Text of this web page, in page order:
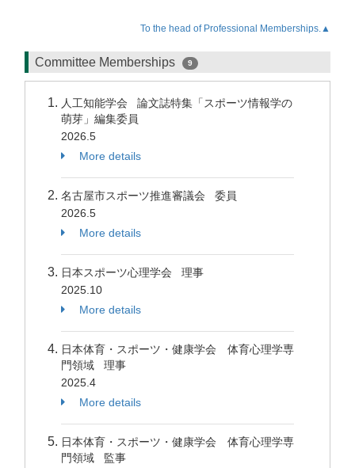
To the head of Professional Memberships.▲
Committee Memberships 9
人工知能学会 論文誌特集「スポーツ情報学の
萌芽」編集委員
2026.5
More details
名古屋市スポーツ推進審議会 委員
2026.5
More details
日本スポーツ心理学会 理事
2025.10
More details
日本体育・スポーツ・健康学会 体育心理学専
門領域 理事
2025.4
More details
日本体育・スポーツ・健康学会 体育心理学専
門領域 監事